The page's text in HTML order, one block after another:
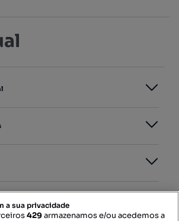
a sua privacidade
429armazenamos e/ou acedemos a